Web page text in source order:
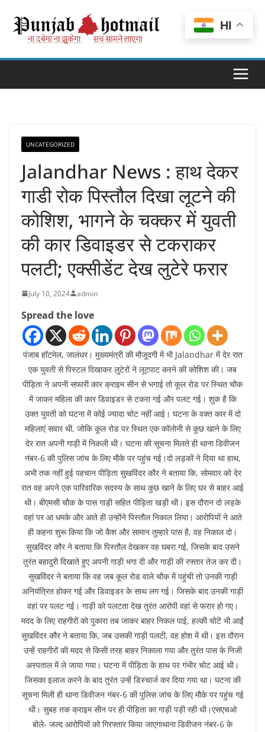
content
UNCATEGORIZED
Jalandhar News : हाथ देकर
गाडी रोक पिस्तौल दिखा लूटने की
कोशिश, भागने के चक्कर में युवती
की कार डिवाइडर से टकराकर
पलटी; एक्सीडेंट देख लुटेरे फरार
July 10, 2024 admin
Spread the love
पंजाब हॉटमेल, जालंधर। मुख्यमंत्री की मौजूदगी में भी Jalandhar में देर रात
एक युवती से पिस्टल दिखाकर लुटेरों ने लूटपाट करने की कोशिश की। जब
पीड़िता ने अपनी सफारी कार क्राइम सीन से भगाई तो कूल रोड पर स्थित चौक
में जाकर महिला की कार डिवाइडर से टकरा गई और पलट गई। शुक है कि
उक्त युवती को घटना में कोई ज्यादा चोट नहीं आई। घटना के वक्त कार में दो
महिलाएं सवार थी, जोकि कूल रोड पर स्थित एक कॉलोनी से कुछ खाने के लिए
देर रात अपनी गाड़ी में निकली थी। घटना की सूचना मिलते ही थाना डिवीजन
नंबर-6 की पुलिस जांच के लिए मौके पर पहुंच गई।दो लड़कों ने दिया था हाथ,
अभी तक नहीं हुई पहचान पीड़िता सुखविंदर कौर ने बताया कि, सोमवार को देर
रात वह अपने एक पारिवारिक सदस्य के साथ कुछ खाने के लिए घर से बाहर आई
थी। बीएमसी चौक के पास गाड़ी सहित पीड़िता खड़ी थी। इस दौरान दो लड़के
वहां पर आ धमके और आते ही उन्होंने पिस्तौल निकाल लिया। आरोपियों ने आते
ही कहना शुरू किया कि जो कैश और सामान तुम्हारे पास है, वह निकाल दो।
सुखविंदर कौर ने बताया कि पिस्तौल देखकर वह घबरा गई, जिसके बाद उसने
तुरंत बहादुरी दिखाते हुए अपनी गाड़ी भगा दी और गाड़ी की रफ्तार तेज कर दी।
सुखविंदर ने बताया कि वह जब कूल रोड वाले चौक में पहुंची तो उनकी गाड़ी
अनियंत्रित होकर गई और डिवाइडर के साथ लग गई। जिसके बाद उनकी गाड़ी
वहां पर पलट गई। गाड़ी को पलटता देख तुरंत आरोपी वहां से फरार हो गए।
मदद के लिए राहगीरों को पुकारा तब जाकर बाहर निकल पाई, हल्की चोटें भी आईं
सुखविंदर कौर ने बताया कि, जब उसकी गाड़ी पलटी, वह होश में थी। इस दौरान
उन्हें राहगीरों की मदद से किसी तरह बाहर निकाला गया और तुरंत पास के निजी
अस्पताल में ले जाया गया। घटना में पीड़िता के हाथ पर गंभीर चोट आई थी।
जिसका इलाज करने के बाद तुरंत उन्हें डिस्चार्ज कर दिया गया था। घटना की
सूचना मिली ही थाना डिवीजन नंबर-6 की पुलिस जांच के लिए मौके पर पहुंच गई
थी। सुबह तक क्राइम सीन पर ही पीड़िता का गाड़ी पड़ी रही थी।एसएचओ
बोले- जल्द आरोपियों को गिरफ्तार किया जाएगाथाना डिवीजन नंबर-6 के
HI